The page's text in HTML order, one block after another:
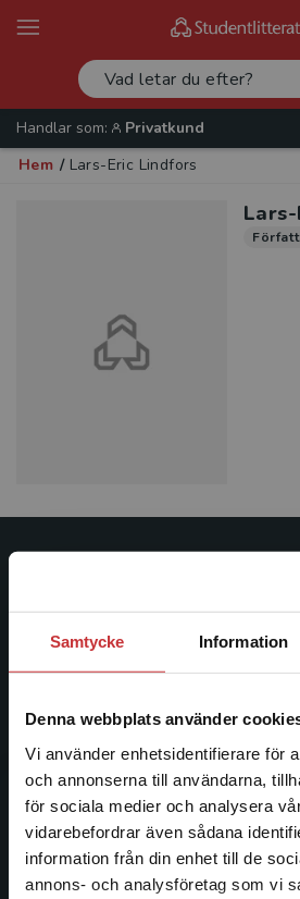
Samtycke Information
Denna webbplats använder
Vi använder enhetsidentifierare för
och annonserna till användarna,
för sociala medier och analysera
vidarebefordrar även sådana
information från din enhet till de
annons- och analysföretag som vi
Begränsad
Handlar som:
Privatkund
Hem / Lars-Eric Lindfors
ledande utbildningsförlag. Med
facklitteratur, utbildningar och
längs hela kunskapsresan.
Kontakta oss
Kontakta oss
046-31 20 00